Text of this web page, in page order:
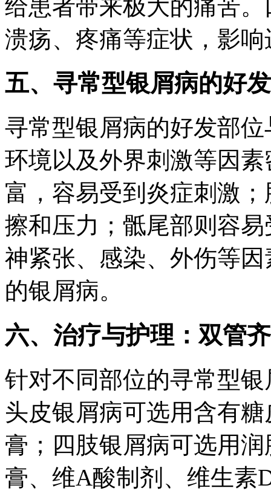
给患者带来极大的痛苦
溃疡、疼痛等症状，影
五、寻常型银屑病的好
寻常型银屑病的好发部
环境以及外界刺激等因
富，容易受到炎症刺激
擦和压力；骶尾部则容
神紧张、感染、外伤等
的银屑病。
六、治疗与护理：双管
针对不同部位的寻常型
头皮银屑病可选用含有
膏；四肢银屑病可选用
膏、维A酸制剂、维生素